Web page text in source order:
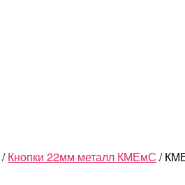
/Кнопки 22мм металл КМЕмС /